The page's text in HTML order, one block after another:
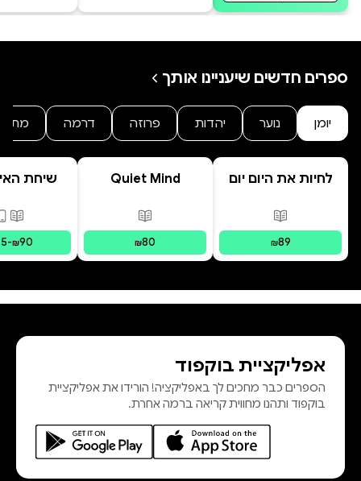
ספרים חדשים שיעניינו אותך
יומן נוער יהדות פרוזה דרמה מתח
לחיות את היום יום
פורמטים זמינים מודפס
₪89
Quiet Mind
פורמטים זמינים מודפס
₪80
שיחת
| מסע
בשיטת IFS צ
-₪90
אפליקציית בוקפוד
הספרים כבר מחכים לך באפליקציה! הורידו את אפליקציית
בוקפוד ותהנו מחווית קריאה ברמה אחרת.